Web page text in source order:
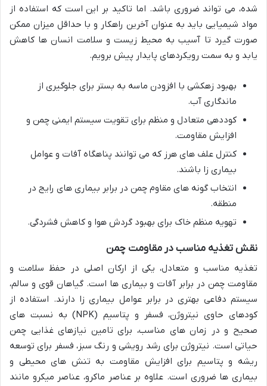
شده، می تواند ضروری باشد. اما تاکید بر این است که استفاده از
مواد شیمیایی باید به عنوان آخرین راهکار و با حداقل میزان ممکن
صورت گیرد تا آسیب به محیط زیست و سلامت انسان ها کاهش
یابد و به سمت رویکردهای پایدار پیش برویم.
بهبود زهکشی با افزودن ماسه به بستر برای جلوگیری از
ماندگاری آب.
کوددهی متعادل و منظم برای تقویت سیستم ایمنی چمن و
افزایش مقاومت.
کنترل علف های هرز که می توانند پناهگاه آفات و عوامل
بیماری زا باشند.
انتخاب گونه های مقاوم چمن در برابر بیماری های رایج در
منطقه.
تهویه منظم خاک برای بهبود گردش هوا و کاهش فشردگی.
نقش تغذیه مناسب در مقاومت چمن
تغذیه مناسب و متعادل، یکی از ارکان اصلی در حفظ سلامت و
مقاومت چمن در برابر آفات و بیماری ها است. گیاهان قوی و سالم،
سیستم دفاعی بهتری در برابر عوامل بیماری زا دارند. استفاده از
کودهای حاوی نیتروژن، فسفر و پتاسیم (NPK) به نسبت های
صحیح و در زمان های مناسب، برای تامین نیازهای غذایی چمن
حیاتی است. نیتروژن برای رشد رویشی و رنگ سبز، فسفر برای توسعه
ریشه و پتاسیم برای افزایش مقاومت به تنش های محیطی و
بیماری ها ضروری است. علاوه بر عناصر ماکرو، عناصر میکرو مانند